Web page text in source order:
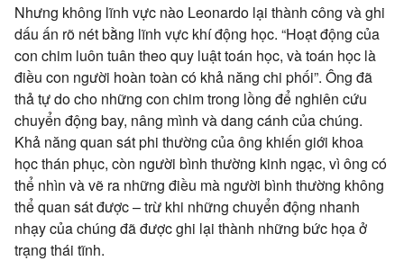
Nhưng không lĩnh vực nào Leonardo lại thành công và ghi
dấu ấn rõ nét bằng lĩnh vực khí động học. “Hoạt động của
con chim luôn tuân theo quy luật toán học, và toán học là
điều con người hoàn toàn có khả năng chi phối”. Ông đã
thả tự do cho những con chim trong lồng để nghiên cứu
chuyển động bay, nâng mình và dang cánh của chúng.
Khả năng quan sát phi thường của ông khiến giới khoa
học thán phục, còn người bình thường kinh ngạc, vì ông có
thể nhìn và vẽ ra những điều mà người bình thường không
thể quan sát được – trừ khi những chuyển động nhanh
nhạy của chúng đã được ghi lại thành những bức họa ở
trạng thái tĩnh.